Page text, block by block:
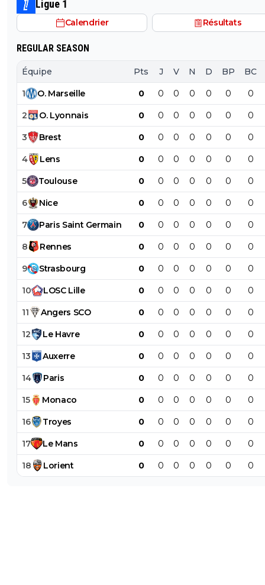
l'ignorant qui manque cruellement de culture veut
donner des cours mdr
collège apprendre les lecons que tu as oublié petit
Ligue 1
Calendrier Résultats
REGULAR SEASON
Équipe Pts J V N D BP BC
1 O. Marseille 0 0 0 0 0 0 0
2 O. Lyonnais 0 0 0 0 0 0 0
3 Brest 0 0 0 0 0 0 0
4 Lens 0 0 0 0 0 0 0
5 Toulouse 0 0 0 0 0 0 0
6 Nice 0 0 0 0 0 0 0
7 Paris Saint Germain 0 0 0 0 0 0 0
8 Rennes 0 0 0 0 0 0 0
9 Strasbourg 0 0 0 0 0 0 0
10 LOSC Lille 0 0 0 0 0 0 0
11 Angers SCO 0 0 0 0 0 0 0
12 Le Havre 0 0 0 0 0 0 0
13 Auxerre 0 0 0 0 0 0 0
14 Paris 0 0 0 0 0 0 0
15 Monaco 0 0 0 0 0 0 0
16 Troyes 0 0 0 0 0 0 0
17 Le Mans 0 0 0 0 0 0 0
18 Lorient 0 0 0 0 0 0 0